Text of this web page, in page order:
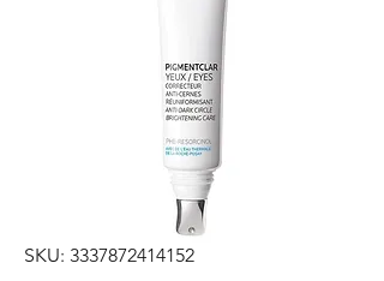
SKU: 3337872414152